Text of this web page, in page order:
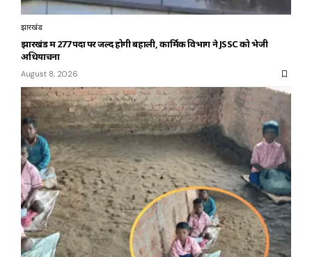
झारखंड
झारखंड में 277 पदों पर जल्द होगी बहाली, कार्मिक विभाग ने JSSC को भेजी
अधियाचना
August 8, 2026